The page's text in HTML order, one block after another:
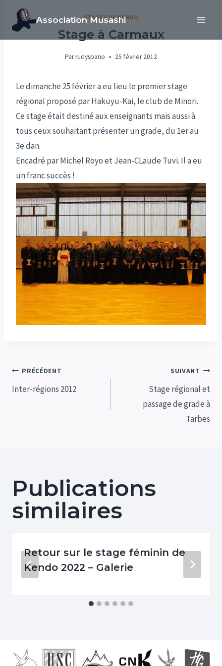
Association Musashi
STAGES DE KENDO
Stage à Carmaux
Parrudyspano 25 février 2012
Le dimanche 25 février a eu lieu le premier stage
régional proposé par Hakuyu-Kai, le club de Minori.
Ce stage était destiné aux enseignants mais aussi à
tous ceux souhaitant présenter un grade, du 1er au
3e dan.
Encadré par Michel Royo et Jean-CLaude Tuvi. Il a eu
un franc succès !
Navigation
de
PRÉCÉDENT
Inter-régions 2012
SUIVANT
Stage régional et
passage de grade à
Tarbes
Publications
similaires
Retour sur le stage féminin de
Kendo 2022 – Galerie